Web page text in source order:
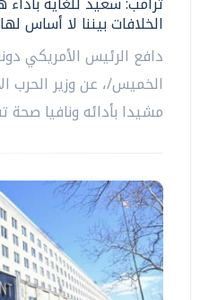
الخلافات بيننا لا أساس لها
دافع الرئيس الأمريكي
الخميس/، عن وزير الحرب
مشيدا بأدائه ونافيا صحة